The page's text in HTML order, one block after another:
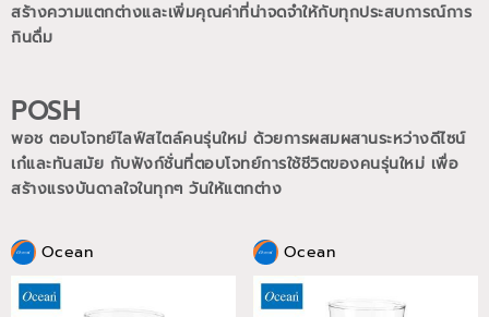
สร้างความแตกต่างและเพิ่มคุณค่าที่น่าจดจำให้กับทุกประสบการณ์การ
กินดื่ม
POSH
พอช ตอบโจทย์ไลฟ์สไตล์คนรุ่นใหม่ ด้วยการผสมผสานระหว่างดีไซน์
เก๋และทันสมัย กับฟังก์ชั่นที่ตอบโจทย์การใช้ชีวิตของคนรุ่นใหม่ เพื่อ
สร้างแรงบันดาลใจในทุกๆ วันให้แตกต่าง
Ocean Ocean